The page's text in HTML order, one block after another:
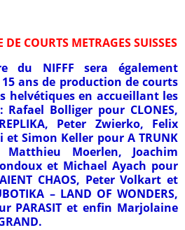
COURTS METRAGES SUISSES
du NIFFF sera également
15 ans de production de courts
helvétiques en accueillant les
Bolliger pour CLONES,
Peter Zwierko, Felix
Simon Keller pour A TRUNK
Matthieu Moerlen, Joachim
et Michael Ayach pour
CHAOS, Peter Volkart et
– LAND OF WONDERS,
PARASIT et enfin Marjolaine